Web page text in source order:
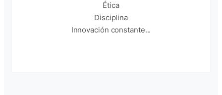
Ética
Disciplina
Innovación constante...